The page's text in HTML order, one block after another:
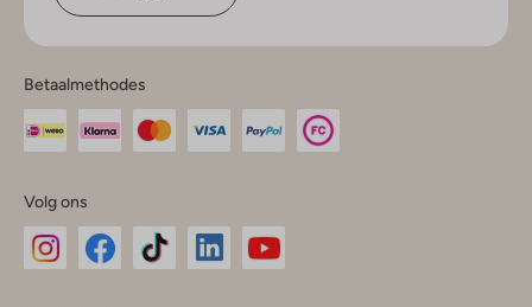
Betaalmethodes
Volg ons